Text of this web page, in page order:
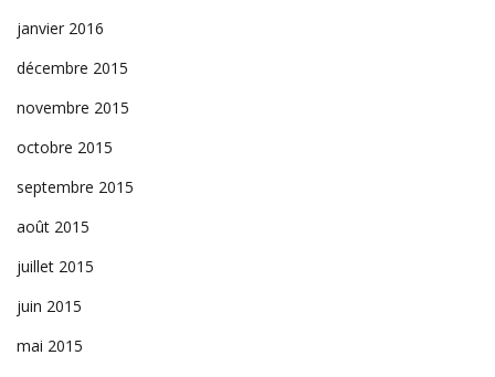
janvier 2016
décembre 2015
novembre 2015
octobre 2015
septembre 2015
août 2015
juillet 2015
juin 2015
mai 2015